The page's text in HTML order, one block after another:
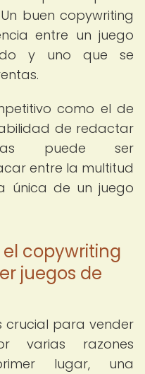
buen copywriting
entre un juego
y uno que se
como el de
de redactar
puede ser
entre la multitud
única de un juego
el copywriting
juegos de
crucial para vender
varias razones
lugar, una